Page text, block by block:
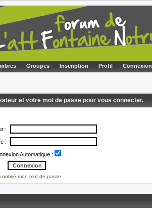
Groupes Inscription Profil Connexion
et votre mot de passe pour vous connecter.
:
:
Automatique :
oublié mon mot de passe